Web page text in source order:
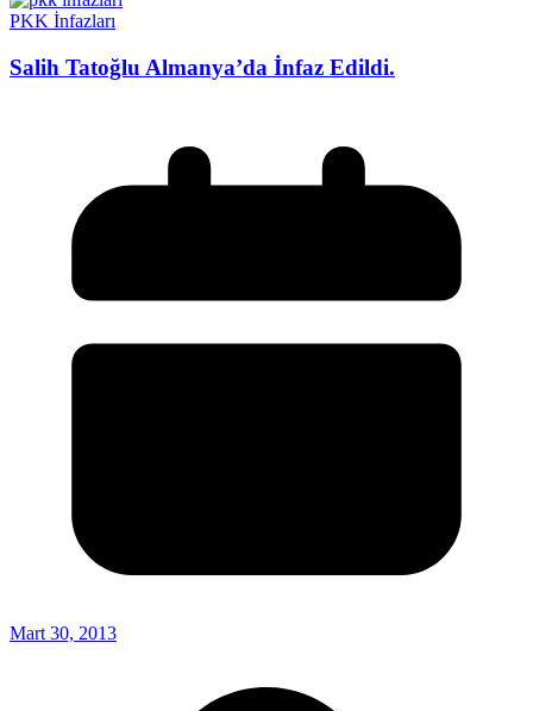
PKK İnfazları
Salih Tatoğlu Almanya’da İnfaz Edildi.
Mart 30, 2013